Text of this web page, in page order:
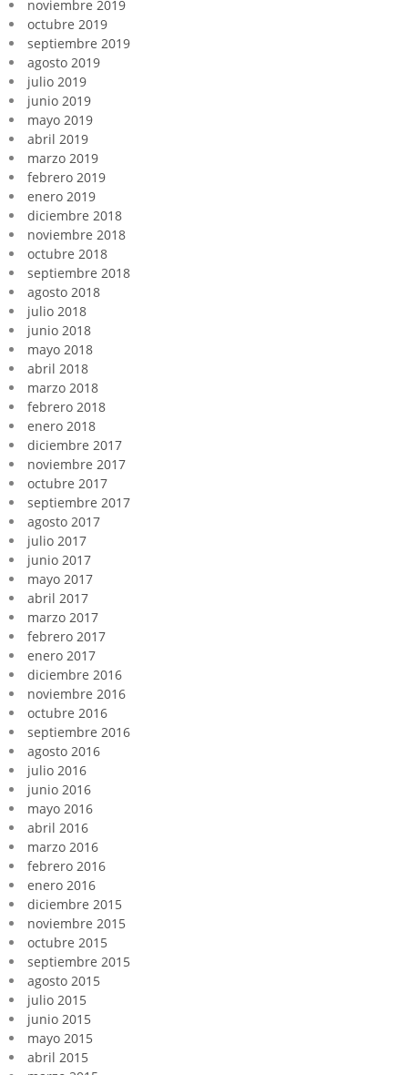
noviembre 2019
octubre 2019
septiembre 2019
agosto 2019
julio 2019
junio 2019
mayo 2019
abril 2019
marzo 2019
febrero 2019
enero 2019
diciembre 2018
noviembre 2018
octubre 2018
septiembre 2018
agosto 2018
julio 2018
junio 2018
mayo 2018
abril 2018
marzo 2018
febrero 2018
enero 2018
diciembre 2017
noviembre 2017
octubre 2017
septiembre 2017
agosto 2017
julio 2017
junio 2017
mayo 2017
abril 2017
marzo 2017
febrero 2017
enero 2017
diciembre 2016
noviembre 2016
octubre 2016
septiembre 2016
agosto 2016
julio 2016
junio 2016
mayo 2016
abril 2016
marzo 2016
febrero 2016
enero 2016
diciembre 2015
noviembre 2015
octubre 2015
septiembre 2015
agosto 2015
julio 2015
junio 2015
mayo 2015
abril 2015